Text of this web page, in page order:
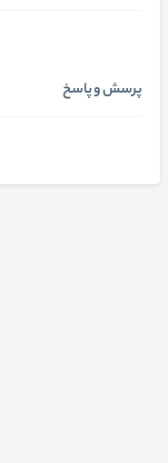
پرسش و پاسخ